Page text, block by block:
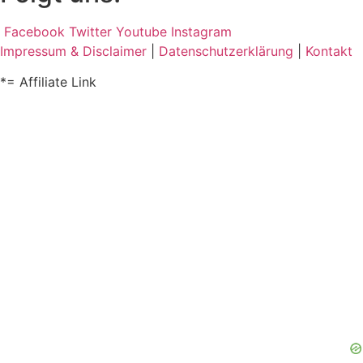
Facebook Twitter Youtube Instagram
Impressum & Disclaimer
Datenschutzerklärung
Kontakt
*= Affiliate Link